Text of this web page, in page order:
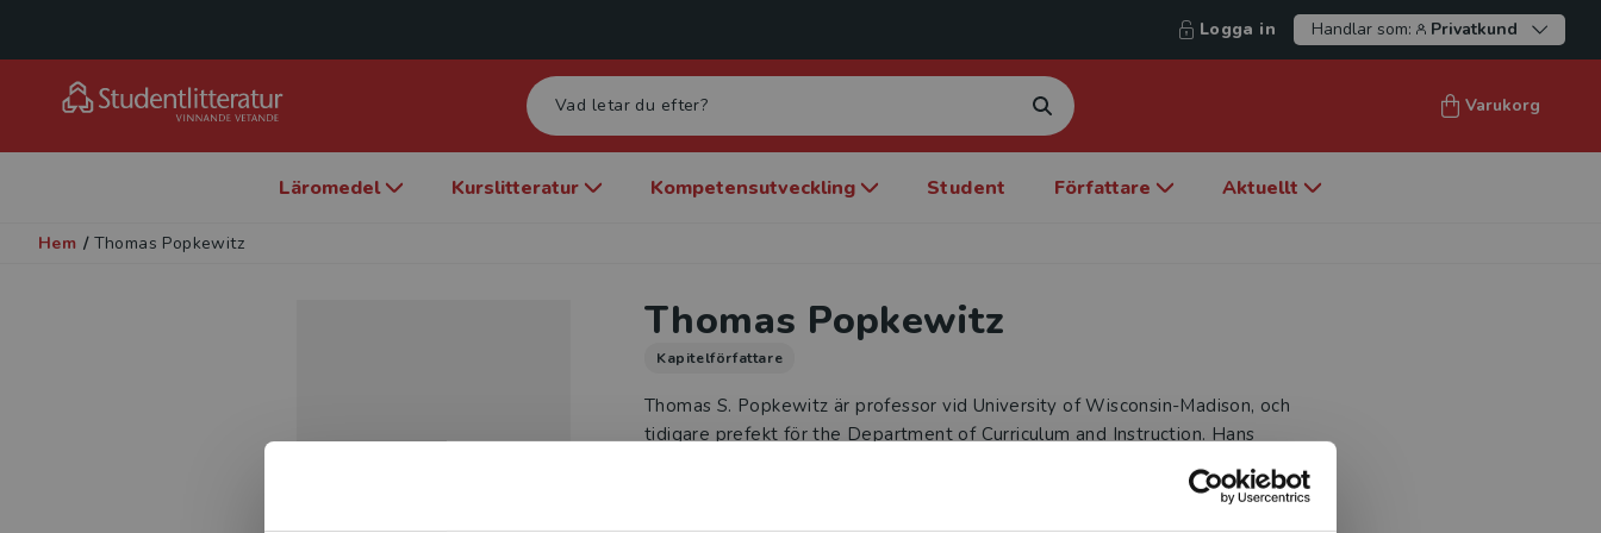
Logga in Handlar som: Privatkund
Varukorg
Läromedel Kurslitteratur Kompetensutveckling Student Författare Aktuellt
Hem / Thomas Popkewitz
Thomas Popkewitz
Kapitelförfattare
Thomas S. Popkewitz är professor vid University of Wisconsin-Madison, och
tidigare prefekt för the Department of Curriculum and Instruction. Hans
forskningsintresse berör förklaringssystem i relation till styrning av
utbildningsreformer, forskning och lärarutbildning. Han har skrivit eller